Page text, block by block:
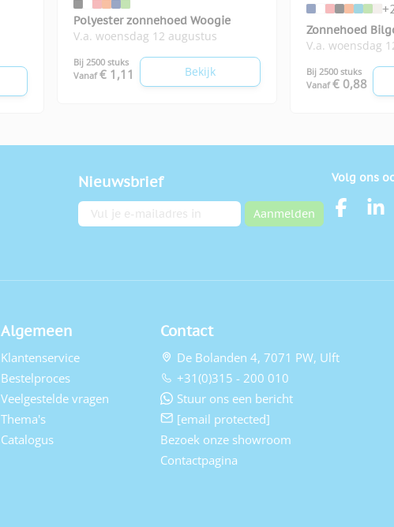
Polyester zonnehoed Woogie
V.a. woensdag 12 augustus
Bij 2500 stuks
Vanaf € 1,11 Bekijk
Zonnehoed
V.a. woensdag
Bij 2500 stuks
Vanaf € 0,88
Nieuwsbrief
E-mailadres Aanmelden
Volg ons
Algemeen
Klantenservice
Bestelproces
Veelgestelde vragen
Thema's
Catalogus
Contact
De Bolanden 4, 7071 PW, Ulft
+31(0)315 - 200 010
Stuur ons een bericht
[email protected]
Bezoek onze showroom
Contactpagina